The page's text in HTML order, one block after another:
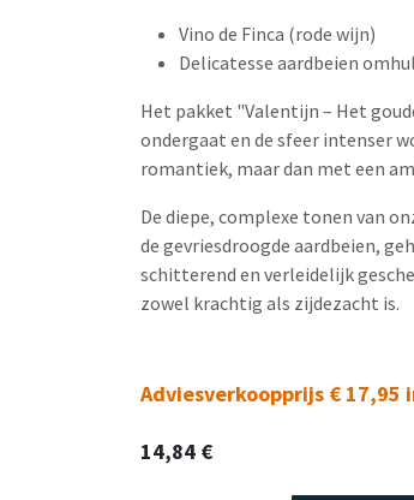
Vino de Finca (rode wijn)
Delicatesse aardbeien
Het pakket "Valentijn – Het
ondergaat en de sfeer intenser
romantiek, maar dan met een
De diepe, complexe tonen van
de gevriesdroogde aardbeien,
schitterend en verleidelijk
zowel krachtig als zijdezacht is.
Adviesverkoopprijs € 17,95
14,84 €